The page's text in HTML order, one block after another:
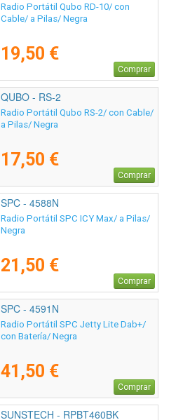
Radio Portátil Qubo RD-10/ con
Cable/ a Pilas/ Negra
19,50 €
Comprar
QUBO - RS-2
Radio Portátil Qubo RS-2/ con Cable/
a Pilas/ Negra
17,50 €
Comprar
SPC - 4588N
Radio Portátil SPC ICY Max/ a Pilas/
Negra
21,50 €
Comprar
SPC - 4591N
Radio Portátil SPC Jetty Lite Dab+/
con Batería/ Negra
41,50 €
Comprar
SUNSTECH - RPBT460BK